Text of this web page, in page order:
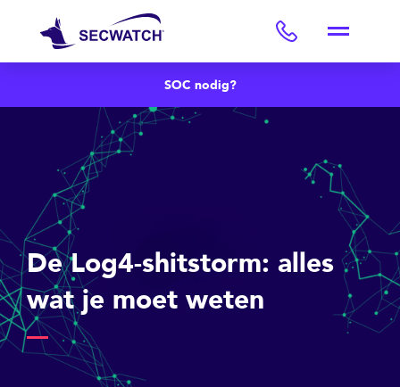
SOC nodig?
De Log4-shitstorm: alles
wat je moet weten